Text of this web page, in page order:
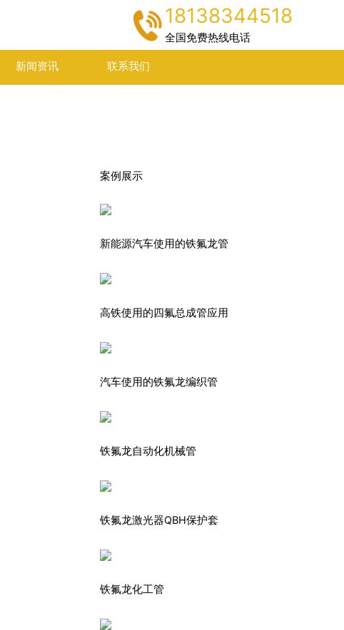
18138344518
全国免费热线电话
新闻资讯 联系我们
案例展示
新能源汽车使用的铁氟龙管
高铁使用的四氟总成管应用
汽车使用的铁氟龙编织管
铁氟龙自动化机械管
铁氟龙激光器QBH保护套
铁氟龙化工管